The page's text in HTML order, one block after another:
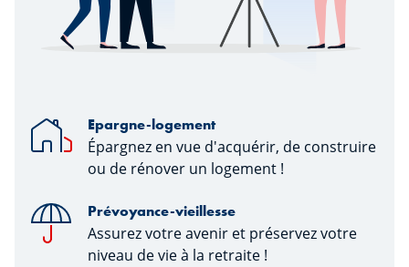
Epargne-logement
Épargnez en vue d'acquérir, de construire
ou de rénover un logement !
Prévoyance-vieillesse
Assurez votre avenir et préservez votre
niveau de vie à la retraite !